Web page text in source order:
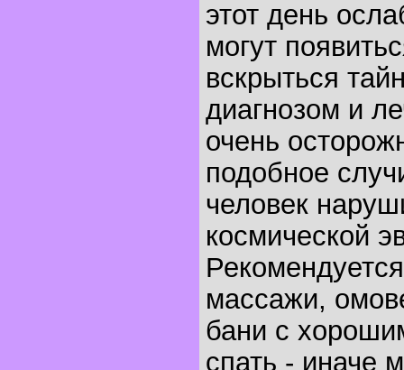
этот день
могут
вскрыться
диагнозом и
очень
подобное
человек
космической
массажи,
бани с
спать - иначе